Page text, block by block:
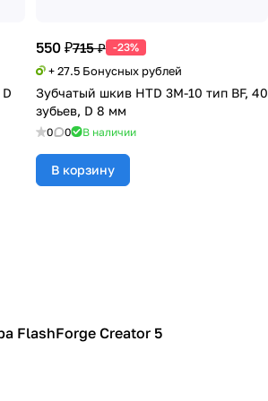
550 ₽715 ₽ -23%
+ 27.5 Бонусных рублей
Зубчатый шкив HTD 3M-10 тип BF, 40
зубьев, D 8 мм
0 0 В наличии
В корзину
FlashForge Creator 5